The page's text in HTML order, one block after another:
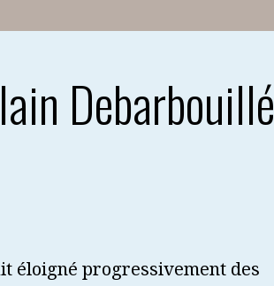
Debarbouillé
éloigné progressivement des